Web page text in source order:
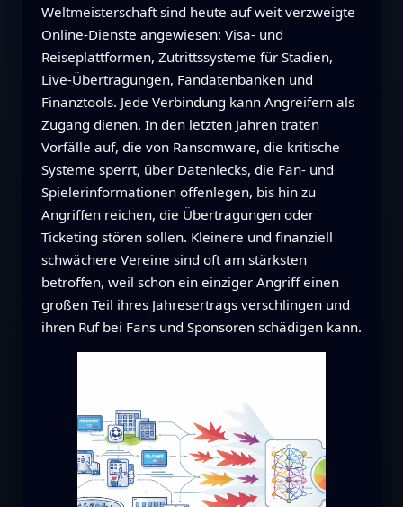
Weltmeisterschaft sind heute auf weit verzweigte
Online‑Dienste angewiesen: Visa‑ und
Reiseplattformen, Zutrittssysteme für Stadien,
Live‑Übertragungen, Fandatenbanken und
Finanztools. Jede Verbindung kann Angreifern als
Zugang dienen. In den letzten Jahren traten
Vorfälle auf, die von Ransomware, die kritische
Systeme sperrt, über Datenlecks, die Fan‑ und
Spielerinformationen offenlegen, bis hin zu
Angriffen reichen, die Übertragungen oder
Ticketing stören sollen. Kleinere und finanziell
schwächere Vereine sind oft am stärksten
betroffen, weil schon ein einziger Angriff einen
großen Teil ihres Jahresertrags verschlingen und
ihren Ruf bei Fans und Sponsoren schädigen kann.